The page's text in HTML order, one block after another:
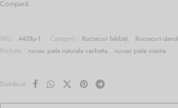
Compară
SKU: 4428p-1 Categorii: Rucsacuri bărbați,
Rucsacuri damă
Etichete:
rucsac piele naturala vachetta, rucsac piele orastie
Distribuie